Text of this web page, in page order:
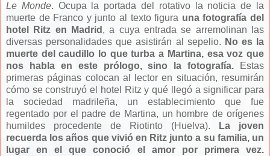
Le Monde. Ocupa la portada del rotativo la noticia de la
muerte de Franco y junto al texto figura una fotografía del
hotel Ritz en Madrid , a cuya entrada se arremolinan las
diversas personalidades que asistirán al sepelio. No es la
muerte del caudillo lo que turba a Martina, esa voz que
nos habla en este prólogo, sino la fotografía. Estas
primeras páginas colocan al lector en situación, resumirán
cómo se construyó el hotel Ritz y qué llegó a significar para
la sociedad madrileña, un establecimiento que fue
regentado por el padre de Martina, un hombre de orígenes
humildes procedente de Riotinto (Huelva).
La joven
recuerda los años que vivió en Ritz junto a su familia, un
lugar en el que conoció el amor por primera vez.